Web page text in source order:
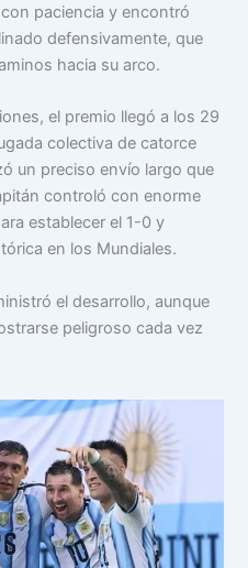
paciencia y encontró
defensivamente, que
hacia su arco.
el premio llegó a los 29
colectiva de catorce
un preciso envío largo que
controló con enorme
establecer el 1-0 y
en los Mundiales.
el desarrollo, aunque
peligroso cada vez